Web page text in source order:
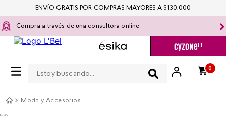
Compra a través de una consultora online
0
ENVÍO GRATIS POR COMPRAS MAYORES A $130.000
Moda y Accesorios